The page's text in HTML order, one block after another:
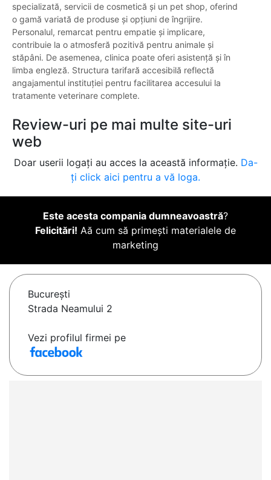
specializată, servicii de cosmetică și un pet shop, oferind
o gamă variată de produse și opțiuni de îngrijire.
Personalul, remarcat pentru empatie și implicare,
contribuie la o atmosferă pozitivă pentru animale și
stăpâni. De asemenea, clinica poate oferi asistență și în
limba engleză. Structura tarifară accesibilă reflectă
angajamentul instituției pentru facilitarea accesului la
tratamente veterinare complete.
Review-uri pe mai multe site-uri
web
Doar userii logați au acces la această informație. Da-
ți click aici pentru a vă loga.
Este acesta compania dumneavoastră?
Felicitări! Aă cum să primești materialele de
marketing
Bucureşti
Strada Neamului 2
Vezi profilul firmei pe